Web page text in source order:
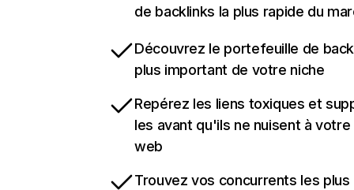
de backlinks la plus rapide du
Découvrez le portefeuille de
plus important de votre niche
Repérez les liens toxiques et
les avant qu'ils ne nuisent à
web
Trouvez vos concurrents les